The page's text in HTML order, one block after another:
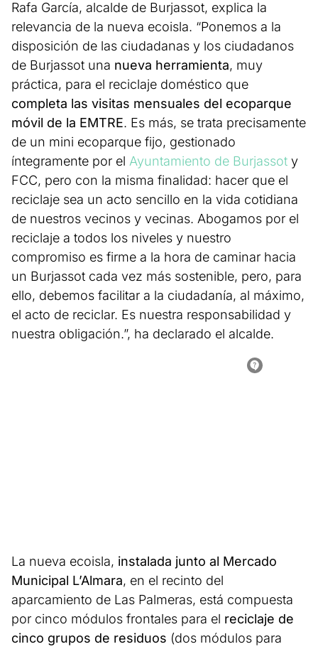
Rafa García, alcalde de Burjassot, explica la
relevancia de la nueva ecoisla. “Ponemos a la
disposición de las ciudadanas y los ciudadanos
de Burjassot una nueva herramienta, muy
práctica, para el reciclaje doméstico que
completa las visitas mensuales del ecoparque
móvil de la EMTRE. Es más, se trata precisamente
de un mini ecoparque fijo, gestionado
íntegramente por el Ayuntamiento de Burjassot y
FCC, pero con la misma finalidad: hacer que el
reciclaje sea un acto sencillo en la vida cotidiana
de nuestros vecinos y vecinas. Abogamos por el
reciclaje a todos los niveles y nuestro
compromiso es firme a la hora de caminar hacia
un Burjassot cada vez más sostenible, pero, para
ello, debemos facilitar a la ciudadanía, al máximo,
el acto de reciclar. Es nuestra responsabilidad y
nuestra obligación.”, ha declarado el alcalde.
La nueva ecoisla, instalada junto al Mercado
Municipal L’Almara, en el recinto del
aparcamiento de Las Palmeras, está compuesta
por cinco módulos frontales para el reciclaje de
cinco grupos de residuos (dos módulos para